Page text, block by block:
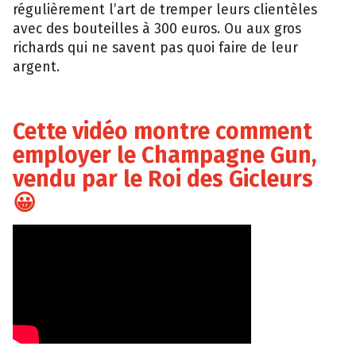
régulièrement l’art de tremper leurs clientèles
avec des bouteilles à 300 euros. Ou aux gros
richards qui ne savent pas quoi faire de leur
argent.
Cette vidéo montre comment
employer le Champagne Gun,
vendu par le Roi des Gicleurs
😀